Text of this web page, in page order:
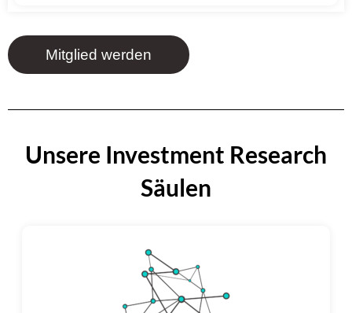
Mitglied werden
Unsere Investment Research
Säulen